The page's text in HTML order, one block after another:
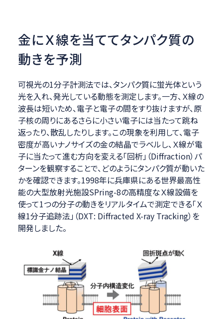
金にＸ線を当ててタンパク質の
動きを予測
可視光の1分子計測法では、タンパク質に蛍光体という
光を入れ、発光している動態を測定します。一方、Ｘ線の
波長は短いため、電子と電子の間をすり抜けますが、原
子核の周りにあるさらに小さい電子には当たって跳ね
返ったり、散乱したりします。この現象を利用して、電子
密度が高いナノサイズの金の結晶でラベルし、Ｘ線が電
子に当たって進む方向を変える「回析」（Diffraction）パ
ターンを観察することで、どのようにタンパク質が動いた
かを確認できます。1998年に兵庫県にある世界最高性
能の大型放射光施設SPring-8の高精度なＸ線設備を
使って1つの分子の動きをリアルタイムで測定できる「Ｘ
線1分子追跡法」（DXT: Diffracted X-ray Tracking）を
開発しました。